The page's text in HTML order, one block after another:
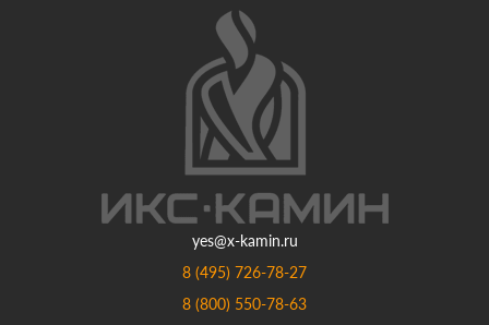
yes@x-kamin.ru
8 (495) 726-78-27
8 (800) 550-78-63